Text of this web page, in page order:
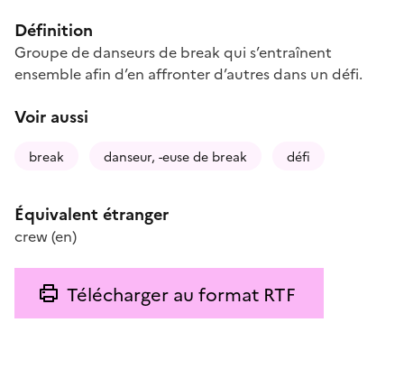
Définition
Groupe de danseurs de break qui s’entraînent
ensemble afin d’en affronter d’autres dans un défi.
Voir aussi
break danseur, -euse de break défi
Équivalent étranger
crew(en)
Télécharger au format RTF